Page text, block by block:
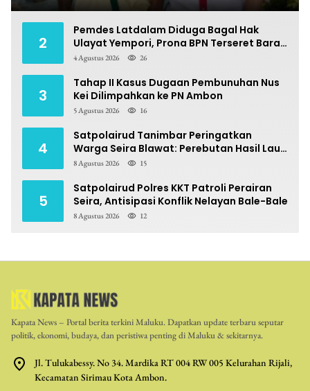
2
Pemdes Latdalam Diduga Bagal Hak
Ulayat Yempori, Prona BPN Terseret Bara
Sengketa
4 Agustus 2026 26
3
Tahap II Kasus Dugaan Pembunuhan Nus
Kei Dilimpahkan ke PN Ambon
5 Agustus 2026 16
4
Satpolairud Tanimbar Peringatkan
Warga Seira Blawat: Perebutan Hasil Laut
Berpotensi Pidana
8 Agustus 2026 15
5
Satpolairud Polres KKT Patroli Perairan
Seira, Antisipasi Konflik Nelayan Bale-Bale
8 Agustus 2026 12
Kapata News – Portal berita terkini Maluku. Dapatkan update terbaru seputar
politik, ekonomi, budaya, dan peristiwa penting di Maluku & sekitarnya.
Jl. Tulukabessy. No 34. Mardika RT 004 RW 005 Kelurahan Rijali,
Kecamatan Sirimau Kota Ambon.